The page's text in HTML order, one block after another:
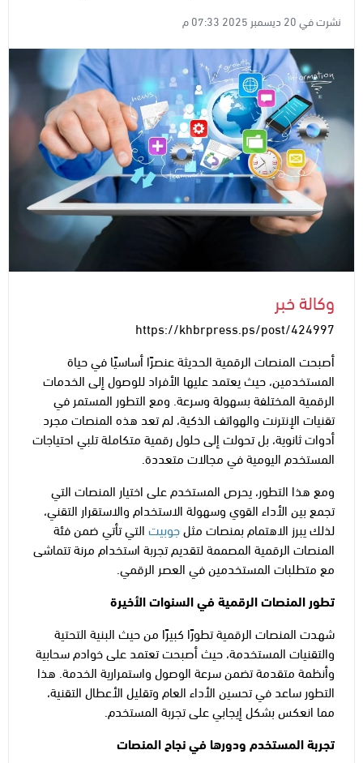
نشرت في 20 ديسمبر 2025 07:33 م
وكالة خبر
https://khbrpress.ps/post/424997
أصبحت المنصات الرقمية الحديثة عنصرًا أساسيًا في حياة
المستخدمين، حيث يعتمد عليها الأفراد للوصول إلى الخدمات
الرقمية المختلفة بسهولة وسرعة. ومع التطور المستمر في
تقنيات الإنترنت والهواتف الذكية، لم تعد هذه المنصات مجرد
أدوات ثانوية، بل تحولت إلى حلول رقمية متكاملة تلبي احتياجات
المستخدم اليومية في مجالات متعددة.
ومع هذا التطور، يحرص المستخدم على اختيار المنصات التي
تجمع بين الأداء القوي وسهولة الاستخدام والاستقرار التقني،
لذلك يبرز الاهتمام بمنصات مثلجوبيتالتي تأتي ضمن فئة
المنصات الرقمية المصممة لتقديم تجربة استخدام مرنة تتماشى
مع متطلبات المستخدمين في العصر الرقمي.
تطور المنصات الرقمية في السنوات الأخيرة
شهدت المنصات الرقمية تطورًا كبيرًا من حيث البنية التحتية
والتقنيات المستخدمة، حيث أصبحت تعتمد على خوادم سحابية
وأنظمة متقدمة تضمن سرعة الوصول واستمرارية الخدمة. هذا
التطور ساعد في تحسين الأداء العام وتقليل الأعطال التقنية،
مما انعكس بشكل إيجابي على تجربة المستخدم.
تجربة المستخدم ودورها في نجاح المنصات